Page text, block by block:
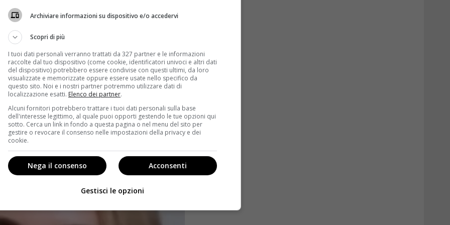
abbandona il genere thriller la scrittrice, anzi ci si
stanno contribuendo anche le figlie, in particolare
con l’ex marito
Archiviare informazioni su dispositivo e/o accedervi
Scopri di più
I tuoi dati personali verranno trattati da 327 partner e le informazioni
raccolte dal tuo dispositivo (come cookie, identificatori univoci e altri dati
del dispositivo) potrebbero essere condivise con questi ultimi, da loro
visualizzate e memorizzate oppure essere usate nello specifico da
questo sito. Noi e i nostri partner potremmo utilizzare dati di
localizzazione esatti. Elenco dei partner.
Alcuni fornitori potrebbero trattare i tuoi dati personali sulla base
dell'interesse legittimo, al quale puoi opporti gestendo le tue opzioni qui
sotto. Cerca un link in fondo a questa pagina o nel menu del sito per
gestire o revocare il consenso nelle impostazioni della privacy e dei
cookie.
Acconsenti
Nega il consenso
Gestisci le opzioni